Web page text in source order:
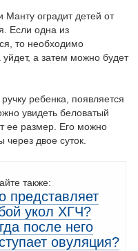
Манту оградит детей от
Если одна из
то необходимо
а затем можно будет
ребенка, появляется
увидеть беловатый
ее размер. Его можно
двое суток.
также:
представляет
укол ХГЧ?
после него
овуляция?